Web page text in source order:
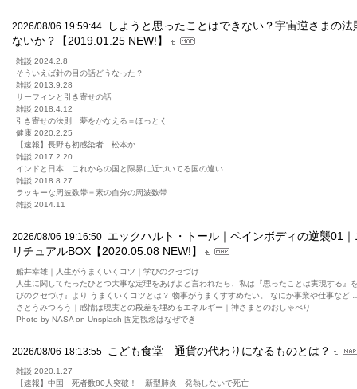
2026/08/06 19:59:44
しようと思ったことはできない？宇宙逆さまの
ないか？【2019.01.25 NEW!】
雑談 2024.2.8
そういえば針の目の話どうなった？
雑談 2013.9.28
サーフィンと引き寄せの話
雑談 2018.4.12
引き寄せの法則 夢をかなえる＝ほっとく
健康 2020.2.25
【速報】長野も初感染者 松本か
雑談 2017.2.20
インドと日本 これからの国と限界に近づいてる国の違い
雑談 2018.8.27
ラッキーな周波数帯＝素の自分の周波数帯
雑談 2014.11
2026/08/06 19:16:50
エックハルト・トール｜ペインボディの逆襲01
リチュアルBOX【2020.05.08 NEW!】
船井幸雄｜人生がうまくいくコツ｜学びのクセづけ
人生に関してたったひとつ大事な定理をあげよと言われたら、私は『思ったことは実現する
びのクセづけ』より うまくいくコツとは？ 物事がうまくすすめたい。 なにか事業や仕事など
さとうみつろう｜感情は現実との段差を埋めるエネルギー｜神さまとのおしゃべり
Photo by NASA on Unsplash 固定観念はなぜでき
2026/08/06 18:13:55 こども食堂 通貨の代わりになるものとは？
雑談 2020.1.27
【速報】中国 死者数80人突破！ 新型肺炎 発熱しないで死亡